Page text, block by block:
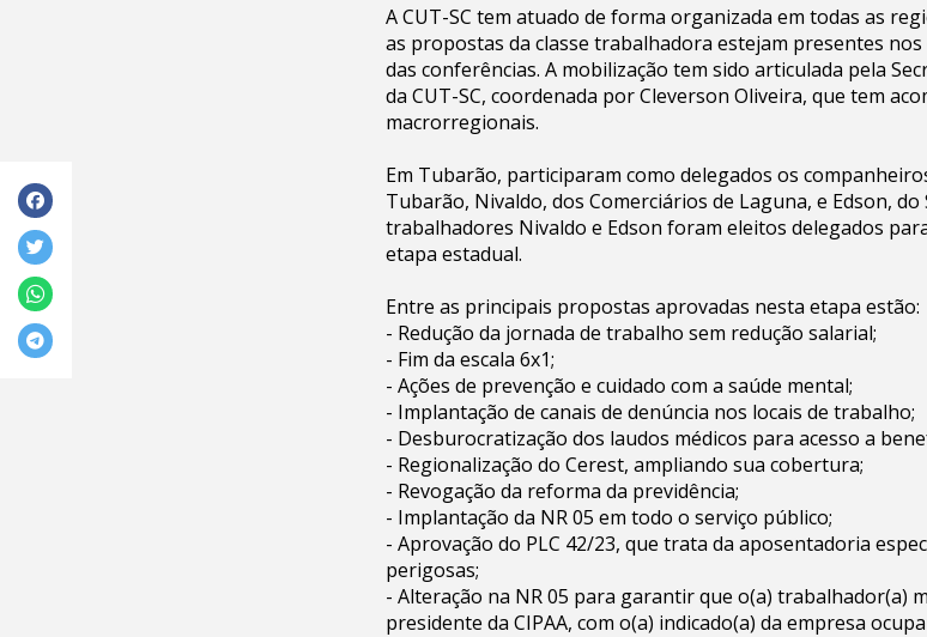
A CUT-SC tem atuado de forma organizada em todas as
as propostas da classe trabalhadora estejam presentes
das conferências. A mobilização tem sido articulada pela
da CUT-SC, coordenada por Cleverson Oliveira, que tem
macrorregionais.
Em Tubarão, participaram como delegados os
Tubarão, Nivaldo, dos Comerciários de Laguna, e Edson, do
trabalhadores Nivaldo e Edson foram eleitos delegados
etapa estadual.
Entre as principais propostas aprovadas nesta etapa estão:
- Redução da jornada de trabalho sem redução salarial;
- Fim da escala 6x1;
- Ações de prevenção e cuidado com a saúde mental;
- Implantação de canais de denúncia nos locais de trabalho;
- Desburocratização dos laudos médicos para acesso a
- Regionalização do Cerest, ampliando sua cobertura;
- Revogação da reforma da previdência;
- Implantação da NR 05 em todo o serviço público;
- Aprovação do PLC 42/23, que trata da aposentadoria
perigosas;
- Alteração na NR 05 para garantir que o(a) trabalhador(a)
presidente da CIPAA, com o(a) indicado(a) da empresa